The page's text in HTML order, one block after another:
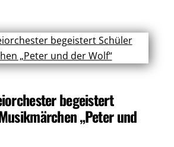
begeistert
„Peter und